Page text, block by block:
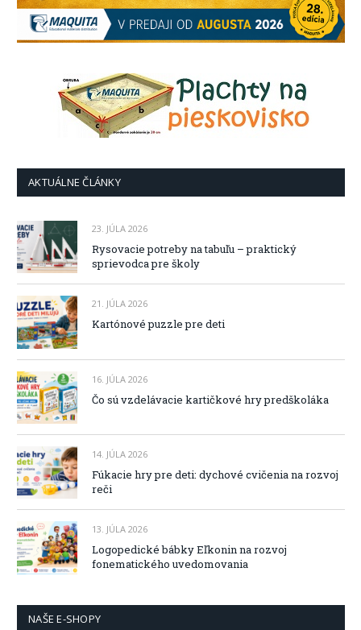
AKTUÁLNE ČLÁNKY
23. JÚLA 2026
Rysovacie potreby na tabuľu – praktický
sprievodca pre školy
21. JÚLA 2026
Kartónové puzzle pre deti
16. JÚLA 2026
Čo sú vzdelávacie kartičkové hry predškoláka
14. JÚLA 2026
Fúkacie hry pre deti: dychové cvičenia na rozvoj
reči
13. JÚLA 2026
Logopedické bábky Eľkonin na rozvoj
fonematického uvedomovania
NAŠE E-SHOPY